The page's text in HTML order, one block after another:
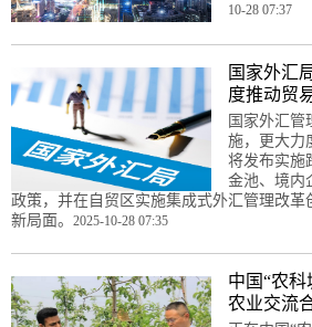
10-28 07:37
国家外汇
度推动贸
国家外汇管
施，更大力
将发布实施
金池、境内
政策，并在自贸区实施集成式外汇管理改革
新局面。 2025-10-28 07:35
中国“农
农业交流